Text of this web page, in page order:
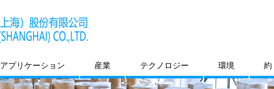
アプリケーション 産業 テクノロジー 環境 約